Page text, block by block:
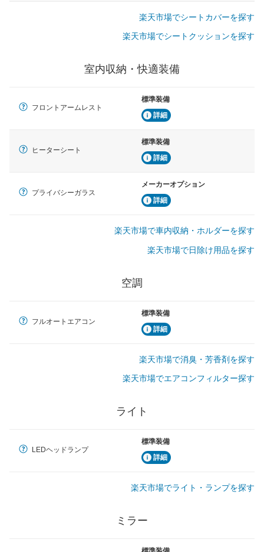
楽天市場でシートカバーを探す
楽天市場でシートクッションを探す
室内収納・快適装備
フロントアームレスト
標準装備
詳細
ヒーターシート
標準装備
詳細
プライバシーガラス
メーカーオプション
詳細
楽天市場で車内収納・ホルダーを探す
楽天市場で日除け用品を探す
空調
フルオートエアコン
標準装備
詳細
楽天市場で消臭・芳香剤を探す
楽天市場でエアコンフィルター探す
ライト
LEDヘッドランプ
標準装備
詳細
楽天市場でライト・ランプを探す
ミラー